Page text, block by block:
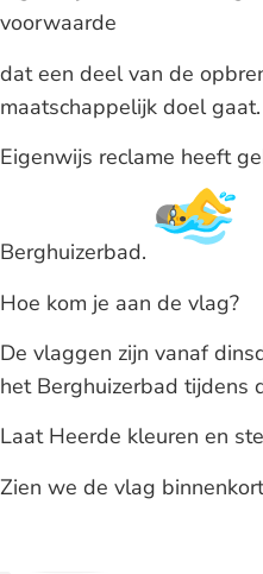
voorwaarde
dat een deel van de
maatschappelijk doel gaat.
Eigenwijs reclame heeft
Berghuizerbad.
Hoe kom je aan de vlag?
De vlaggen zijn vanaf
het Berghuizerbad tijdens
Laat Heerde kleuren en
Zien we de vlag